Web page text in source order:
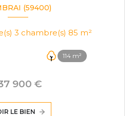
(59400)
Maison 4 pièce(s) 3 chambre(s) 85 m²
114 m²
900 €
LE BIEN